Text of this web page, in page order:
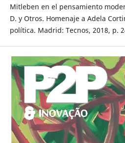
Mitleben en el pensamiento
D. y Otros. Homenaje a Adela
política. Madrid: Tecnos, 2018, p.